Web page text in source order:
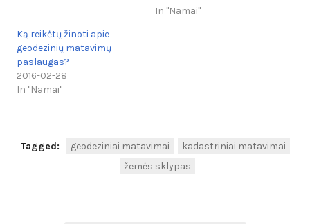
In "Namai"
Ką reikėtų žinoti apie
geodezinių matavimų
paslaugas?
2016-02-28
In "Namai"
Tagged: geodeziniai matavimai
kadastriniai matavimai
žemės sklypas